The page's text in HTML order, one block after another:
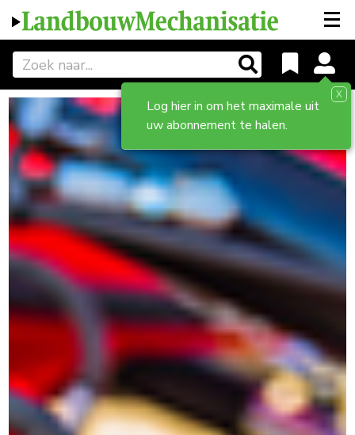
Log hier in om het maximale uit
uw abonnement te halen.
X